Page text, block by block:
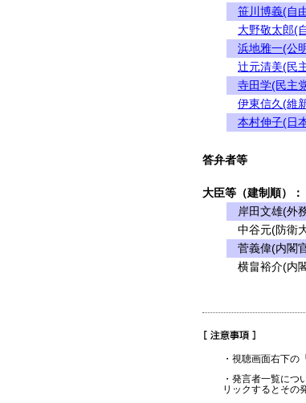
笹川博義(自
大野敬太郎(
浜地雅一(公
辻元清美(民
寺田学(民主
伊東信久(維
本村伸子(日
答弁者等
大臣等（建制順）：
岸田文雄(外
中谷元(防衛
菅義偉(内閣
横畠裕介(内
・視聴画面右下の
・発言者一覧に
リックするとその